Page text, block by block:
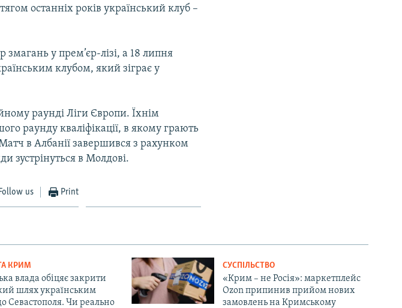
останніх років український клуб –
у прем’єр-лізі, а 18 липня
клубом, який зіграє у
раунді Ліги Європи. Їхнім
раунду кваліфікації, в якому грають
в Албанії завершився з рахунком
зустрінуться в Молдові.
Follow us Print
КРИМ
влада обіцяє закрити
шлях українським
Севастополя. Чи реально
СУСПІЛЬСТВО
«Крим – не Росія»: маркетплейс
Ozon припинив прийом нових
замовлень на Кримському